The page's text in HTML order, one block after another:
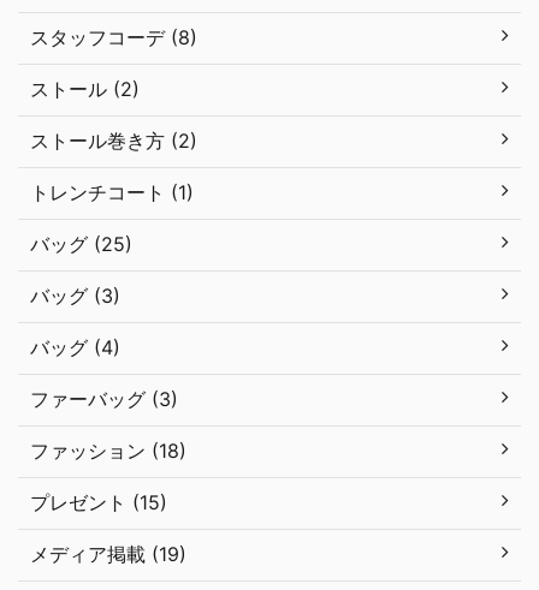
スタッフコーデ (8)
ストール (2)
ストール巻き方 (2)
トレンチコート (1)
バッグ (25)
バッグ (3)
バッグ (4)
ファーバッグ (3)
ファッション (18)
プレゼント (15)
メディア掲載 (19)